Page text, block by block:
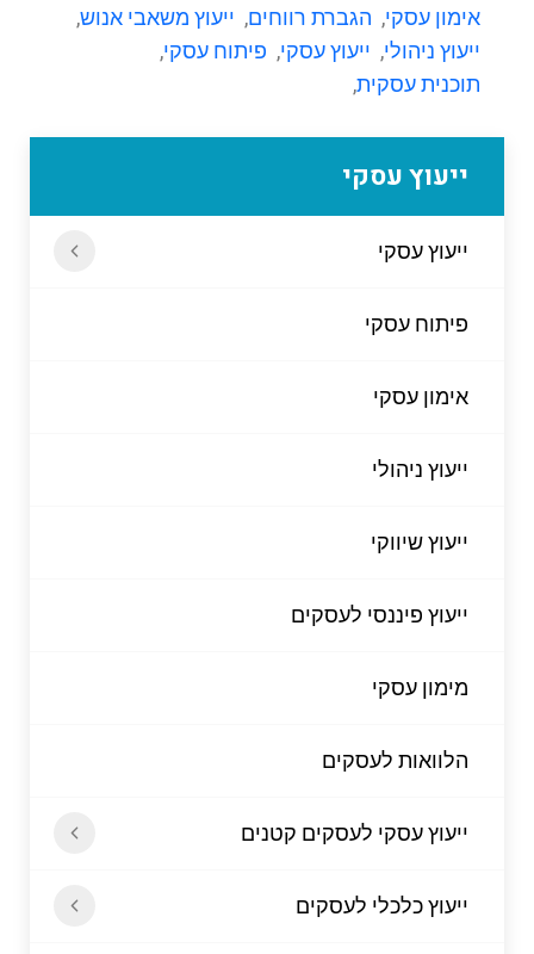
ייעוץ עסקי
ייעוץ עסקי
פיתוח עסקי
אימון עסקי
ייעוץ ניהולי
ייעוץ שיווקי
ייעוץ פיננסי לעסקים
מימון עסקי
הלוואות לעסקים
ייעוץ עסקי לעסקים קטנים
ייעוץ כלכלי לעסקים
אימון עסקי, הגברת רווחים, ייעוץ משאבי אנוש,
ייעוץ ניהולי, ייעוץ עסקי, פיתוח עסקי,
תוכנית עסקית,